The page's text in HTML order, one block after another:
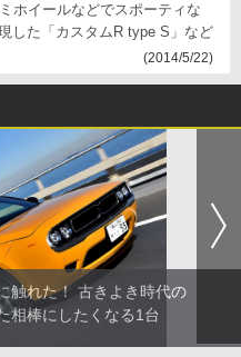
ホイールなどでスポーティな
した「カスタムR type S」など
(2014/5/22)
触れた！ 古きよき時代の
相棒にしたくなる1台